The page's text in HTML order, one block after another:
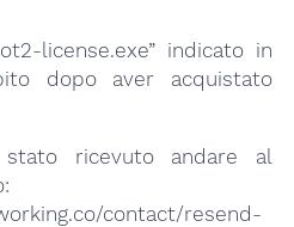
license.exe” indicato in
dopo aver acquistato
ricevuto andare al
contact/resend-